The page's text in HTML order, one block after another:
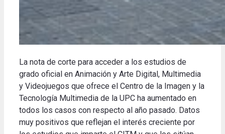
La nota de corte para acceder a los estudios de
grado oficial en Animación y Arte Digital, Multimedia
y Videojuegos que ofrece el Centro de la Imagen y la
Tecnología Multimedia de la UPC ha aumentado en
todos los casos con respecto al año pasado. Datos
muy positivos que reflejan el interés creciente por